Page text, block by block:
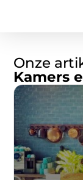
Onze
Kamers